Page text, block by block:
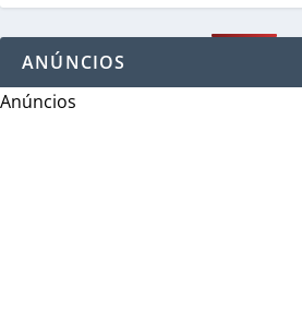
ANÚNCIOS
Anúncios